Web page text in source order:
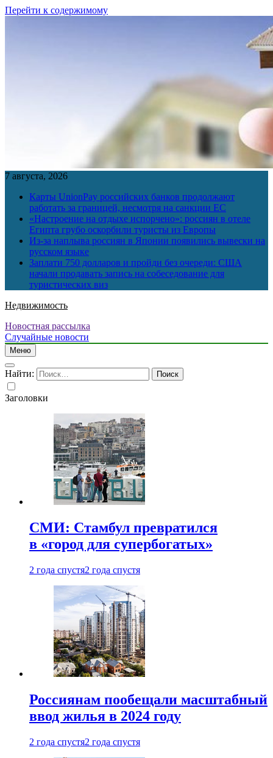
Перейти к содержимому
7 августа, 2026
Карты UnionPay российских банков продолжают
работать за границей, несмотря на санкции ЕС
«Настроение на отдыхе испорчено»: россиян в отеле
Египта грубо оскорбили туристы из Европы
Из-за наплыва россиян в Японии появились вывески на
русском языке
Заплати 750 долларов и пройди без очереди: США
начали продавать запись на собеседование для
туристических виз
Недвижимость
Новостная рассылка
Случайные новости
Меню
Найти:
Заголовки
СМИ: Стамбул превратился
в «город для супербогатых»
2 года спустя2 года спустя
Россиянам пообещали масштабный
ввод жилья в 2024 году
2 года спустя2 года спустя